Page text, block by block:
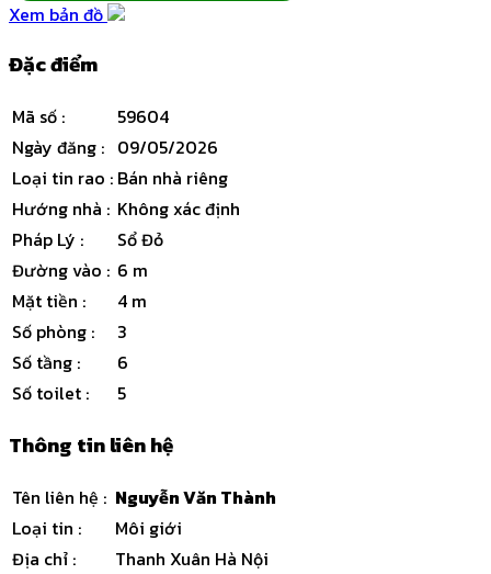
Xem bản đồ
Đặc điểm
Mã số :
59604
Ngày đăng : 09/05/2026
Loại tin rao : Bán nhà riêng
Hướng nhà : Không xác định
Pháp Lý :
Sổ Đỏ
Đường vào : 6 m
Mặt tiền :
4 m
Số phòng :
3
Số tầng :
6
Số toilet : 5
Thông tin liên hệ
Tên liên hệ : Nguyễn Văn Thành
Loại tin :
Môi giới
Địa chỉ :
Thanh Xuân Hà Nội